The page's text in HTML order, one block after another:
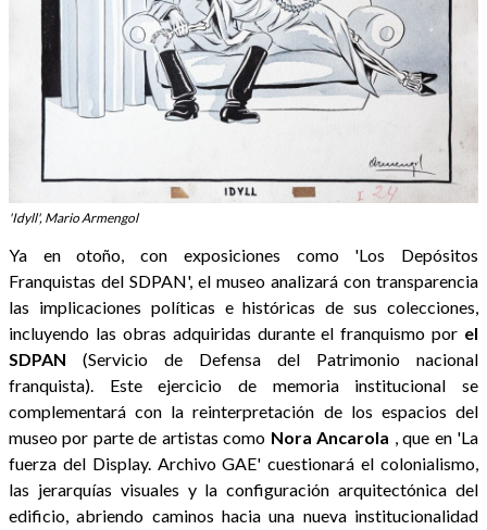
'Idyll', Mario Armengol
Ya en otoño, con exposiciones como 'Los Depósitos
Franquistas del SDPAN', el museo analizará con transparencia
las implicaciones políticas e históricas de sus colecciones,
incluyendo las obras adquiridas durante el franquismo por el
SDPAN (Servicio de Defensa del Patrimonio nacional
franquista). Este ejercicio de memoria institucional se
complementará con la reinterpretación de los espacios del
museo por parte de artistas como Nora Ancarola , que en 'La
fuerza del Display. Archivo GAE' cuestionará el colonialismo,
las jerarquías visuales y la configuración arquitectónica del
edificio, abriendo caminos hacia una nueva institucionalidad